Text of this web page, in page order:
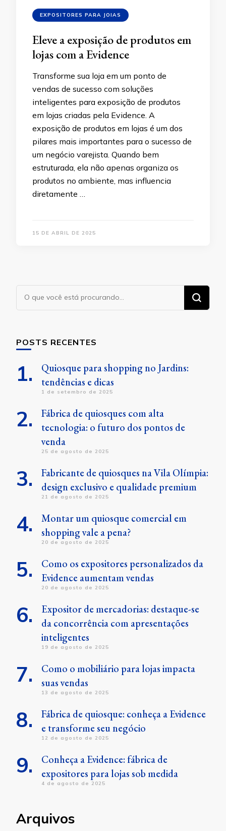
EXPOSITORES PARA JOIAS
Eleve a exposição de produtos em
lojas com a Evidence
Transforme sua loja em um ponto de
vendas de sucesso com soluções
inteligentes para exposição de produtos
em lojas criadas pela Evidence. A
exposição de produtos em lojas é um dos
pilares mais importantes para o sucesso de
um negócio varejista. Quando bem
estruturada, ela não apenas organiza os
produtos no ambiente, mas influencia
diretamente …
15 DE ABRIL DE 2025
Procurando
algo?
POSTS RECENTES
Quiosque para shopping no Jardins:
tendências e dicas
1 de setembro de 2025
Fábrica de quiosques com alta
tecnologia: o futuro dos pontos de
venda
25 de agosto de 2025
Fabricante de quiosques na Vila Olímpia:
design exclusivo e qualidade premium
21 de agosto de 2025
Montar um quiosque comercial em
shopping vale a pena?
20 de agosto de 2025
Como os expositores personalizados da
Evidence aumentam vendas
20 de agosto de 2025
Expositor de mercadorias: destaque-se
da concorrência com apresentações
inteligentes
19 de agosto de 2025
Como o mobiliário para lojas impacta
suas vendas
13 de agosto de 2025
Fábrica de quiosque: conheça a Evidence
e transforme seu negócio
12 de agosto de 2025
Conheça a Evidence: fábrica de
expositores para lojas sob medida
4 de agosto de 2025
Arquivos